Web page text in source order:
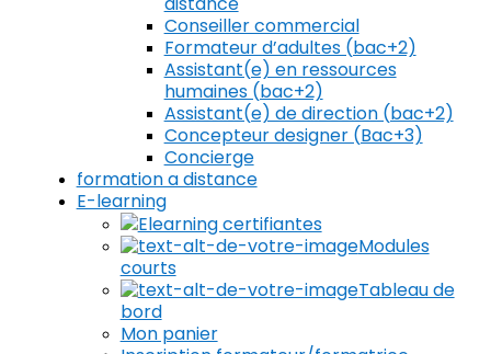
Conseiller commercial
Formateur d’adultes (bac+2)
Assistant(e) en ressources
humaines (bac+2)
Assistant(e) de direction (bac+2)
Concepteur designer (Bac+3)
Concierge
formation a distance
E-learning
Elearning certifiantes
Modules
courts
Tableau de
bord
Mon panier